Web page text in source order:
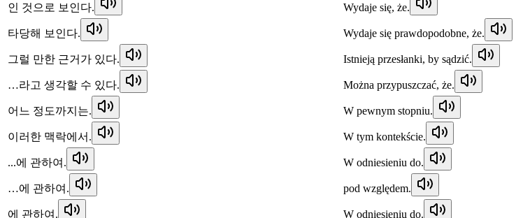
인 것으로 보인다. Wydaje się, że.
타당해 보인다. Wydaje się prawdopodobne, że.
그럴 만한 근거가 있다. Istnieją przesłanki, by sądzić.
…라고 생각할 수 있다. Można przypuszczać, że.
어느 정도까지는. W pewnym stopniu.
이러한 맥락에서. W tym kontekście.
...에 관하여. W odniesieniu do.
…에 관하여. pod względem.
에 관하여. W odniesieniu do.